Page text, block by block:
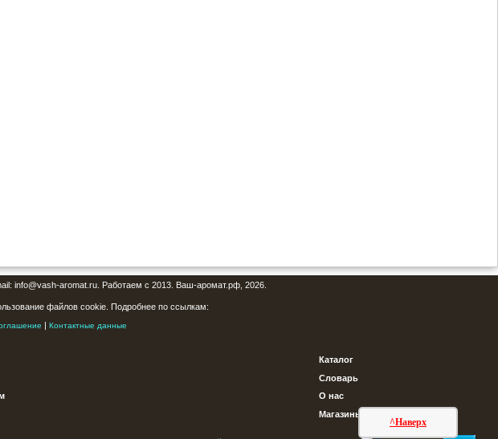
^Наверх
info@vash-aromat.ru. Работаем с 2013. Ваш-аромат.рф, 2026.
файлов cookie. Подробнее по ссылкам:
| Контактные данные
Каталог
Словарь
О нас
Магазины